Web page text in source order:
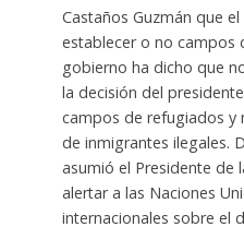
Castaños Guzmán que
establecer o no campos
gobierno ha dicho que
la decisión del
campos de refugiados y
de inmigrantes ilegales.
asumió el Presidente de
alertar a las Naciones
internacionales sobre el